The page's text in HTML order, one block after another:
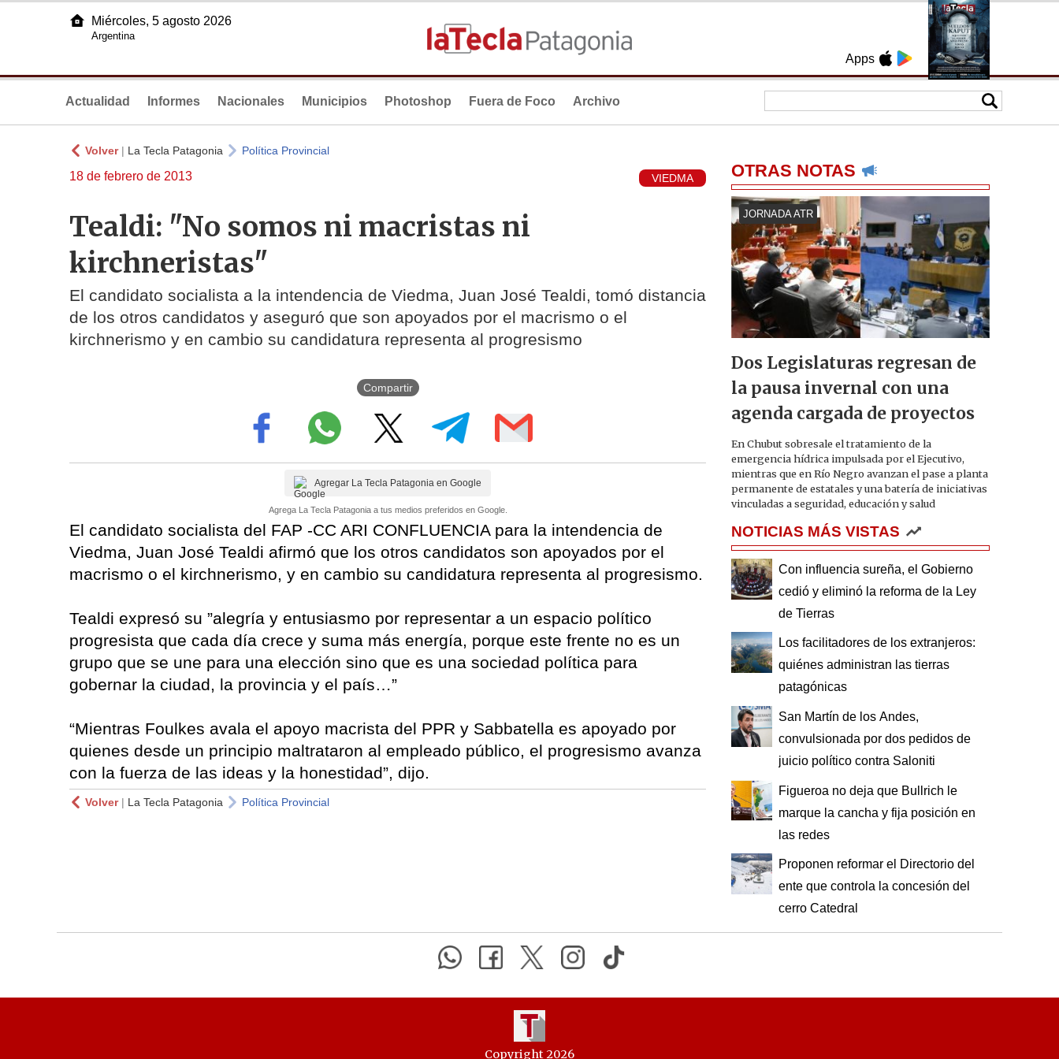
Apps
Miércoles, 5 agosto 2026
Argentina
Actualidad Informes Nacionales Municipios Photoshop Fuera de Foco Archivo
Volver| La Tecla Patagonia Política Provincial
18 de febrero de 2013 VIEDMA
Tealdi: "No somos ni macristas ni
kirchneristas"
El candidato socialista a la intendencia de Viedma, Juan José Tealdi, tomó distancia
de los otros candidatos y aseguró que son apoyados por el macrismo o el
kirchnerismo y en cambio su candidatura representa al progresismo
Compartir
Agregar La Tecla Patagonia en Google
Agrega La Tecla Patagonia a tus medios preferidos en Google.
El candidato socialista del FAP -CC ARI CONFLUENCIA para la intendencia de
Viedma, Juan José Tealdi afirmó que los otros candidatos son apoyados por el
macrismo o el kirchnerismo, y en cambio su candidatura representa al progresismo.
Tealdi expresó su ”alegría y entusiasmo por representar a un espacio político
progresista que cada día crece y suma más energía, porque este frente no es un
grupo que se une para una elección sino que es una sociedad política para
gobernar la ciudad, la provincia y el país…”
“Mientras Foulkes avala el apoyo macrista del PPR y Sabbatella es apoyado por
quienes desde un principio maltrataron al empleado público, el progresismo avanza
con la fuerza de las ideas y la honestidad”, dijo.
Volver| La Tecla Patagonia Política Provincial
OTRAS NOTAS
JORNADA ATR
Dos Legislaturas regresan de
la pausa invernal con una
agenda cargada de proyectos
En Chubut sobresale el tratamiento de la
emergencia hídrica impulsada por el Ejecutivo,
mientras que en Río Negro avanzan el pase a planta
permanente de estatales y una batería de iniciativas
vinculadas a seguridad, educación y salud
NOTICIAS MÁS VISTAS
Con influencia sureña, el Gobierno
cedió y eliminó la reforma de la Ley
de Tierras
Los facilitadores de los extranjeros:
quiénes administran las tierras
patagónicas
San Martín de los Andes,
convulsionada por dos pedidos de
juicio político contra Saloniti
Figueroa no deja que Bullrich le
marque la cancha y fija posición en
las redes
Proponen reformar el Directorio del
ente que controla la concesión del
cerro Catedral
Copyright 2026